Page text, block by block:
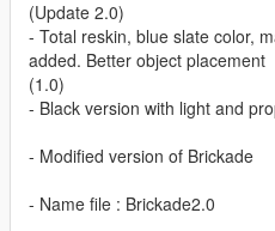
(Update 2.0)
- Total reskin, blue slate color,
added. Better object placement
(1.0)
- Black version with light and
- Modified version of Brickade
- Name file : Brickade2.0